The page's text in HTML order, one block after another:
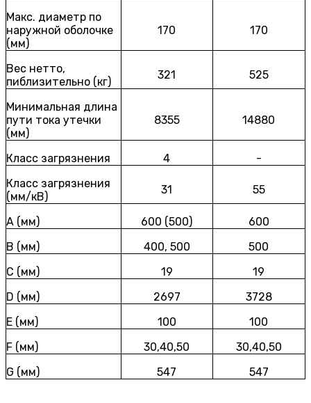
Макс. диаметр по
наружной оболочке
(мм)
170 170
Вес нетто,
пиблизительно (кг)
321 525
Минимальная длина
пути тока утечки
(мм)
8355 14880
Класс загрязнения 4
-
Класс загрязнения
(мм/кВ)
31 55
A (мм) 600 (500)
600
B (мм)
400, 500
500
C (мм)
19
19
D (мм)
2697
3728
E (мм)
100
100
F (мм)
30,40,50
30,40,50
G (мм)
547 547